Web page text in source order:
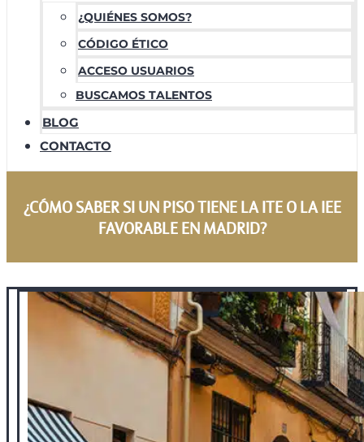
¿QUIÉNES SOMOS?
CÓDIGO ÉTICO
ACCESO USUARIOS
BUSCAMOS TALENTOS
BLOG
CONTACTO
¿CÓMO SABER SI UN PISO TIENE LA ITE O LA IEE
FAVORABLE EN MADRID?